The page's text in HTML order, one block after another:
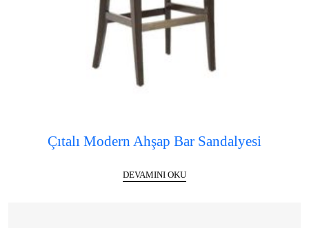
Çıtalı Modern Ahşap Bar Sandalyesi
DEVAMINI OKU